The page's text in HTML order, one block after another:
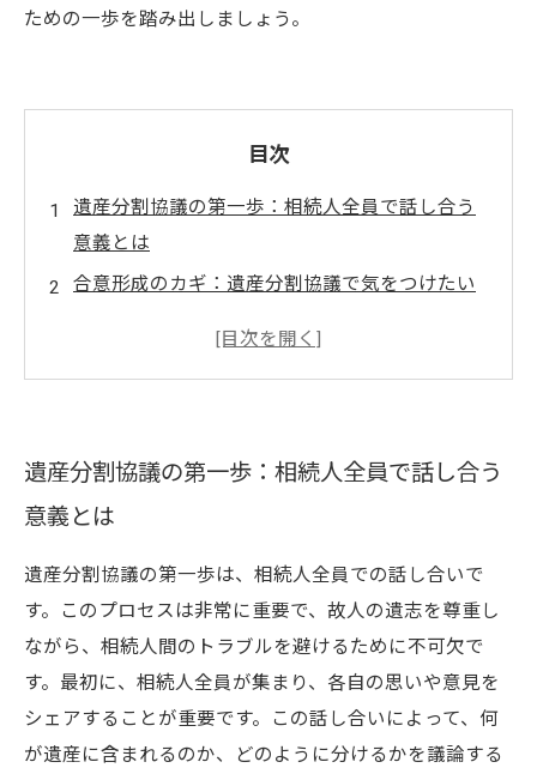
ための一歩を踏み出しましょう。
目次
遺産分割協議の第一歩：相続人全員で話し合う
意義とは
合意形成のカギ：遺産分割協議で気をつけたい
事項
相続トラブルを避けるための遺産分割協議の進
実践！遺産分割協議を成功に導くための知識
家族を守るために：遺産分割協議の重要性を再
こちらの記事もご参考ください
遺産分割協議の第一歩：相続人全員で話し合う
意義とは
遺産分割協議の第一歩は、相続人全員での話し合いで
す。このプロセスは非常に重要で、故人の遺志を尊重し
ながら、相続人間のトラブルを避けるために不可欠で
す。最初に、相続人全員が集まり、各自の思いや意見を
シェアすることが重要です。この話し合いによって、何
が遺産に含まれるのか、どのように分けるかを議論する